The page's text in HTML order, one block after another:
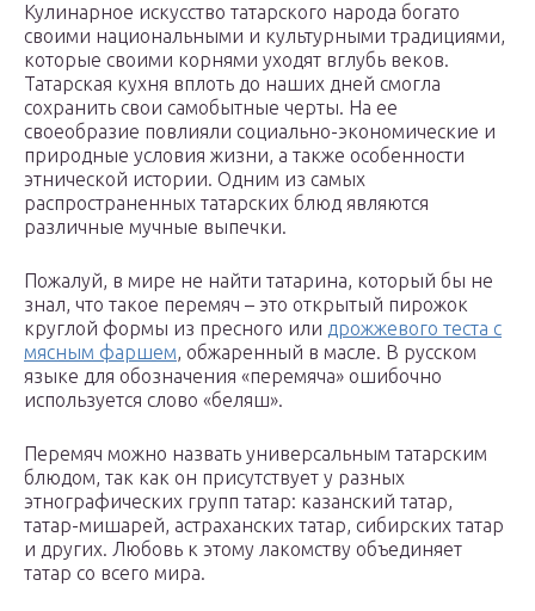
Кулинарное искусство татарского народа богато
своими национальными и культурными традициями,
которые своими корнями уходят вглубь веков.
Татарская кухня вплоть до наших дней смогла
сохранить свои самобытные черты. На ее
своеобразие повлияли социально-экономические и
природные условия жизни, а также особенности
этнической истории. Одним из самых
распространенных татарских блюд являются
различные мучные выпечки.
Пожалуй, в мире не найти татарина, который бы не
знал, что такое перемяч – это открытый пирожок
круглой формы из пресного или дрожжевого теста с
мясным фаршем, обжаренный в масле. В русском
языке для обозначения «перемяча» ошибочно
используется слово «беляш».
Перемяч можно назвать универсальным татарским
блюдом, так как он присутствует у разных
этнографических групп татар: казанский татар,
татар-мишарей, астраханских татар, сибирских татар
и других. Любовь к этому лакомству объединяет
татар со всего мира.